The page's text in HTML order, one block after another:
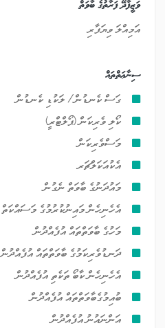
ވަޒީފާދޭ ފަރާތުގެ ބާވަތް
އަމިއްލަ ވިޔަފާރި
ސިނާޢަތްތައް
ގަސް ކެނޑުން/ ލަކުޑި ކެނޑުން
ކޯލި ވެރިކަން (ޕޯލްޓްރީ)
މަސްވެރިކަން
އެކުއަކަލްޗަރ
މައުދަނުގެ ބާވަތް ނެގުން
އެހެނިހެން މައިނުކުރުމުގެ މަސައްކަތް
މަހުގެ ބާވަތްތައް އުފެއްދުން
ދަނޑުވެރިކަމުގެ ބާވަތްތައް އުފެއްދުން
އެހެނިހެން ކާބޯ ތަކެތި އުފެއްދުން
ބުއިމުގެބާވަތްތައް އުފެއްދުން
އަންނައުނު އުފެއްދުން